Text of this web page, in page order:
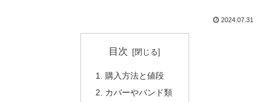
2024.07.31
目次
購入方法と値段
カバーやバンド類